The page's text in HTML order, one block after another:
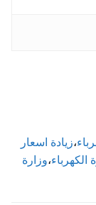
،زيادة اسعار
الكهرباء،وزارة